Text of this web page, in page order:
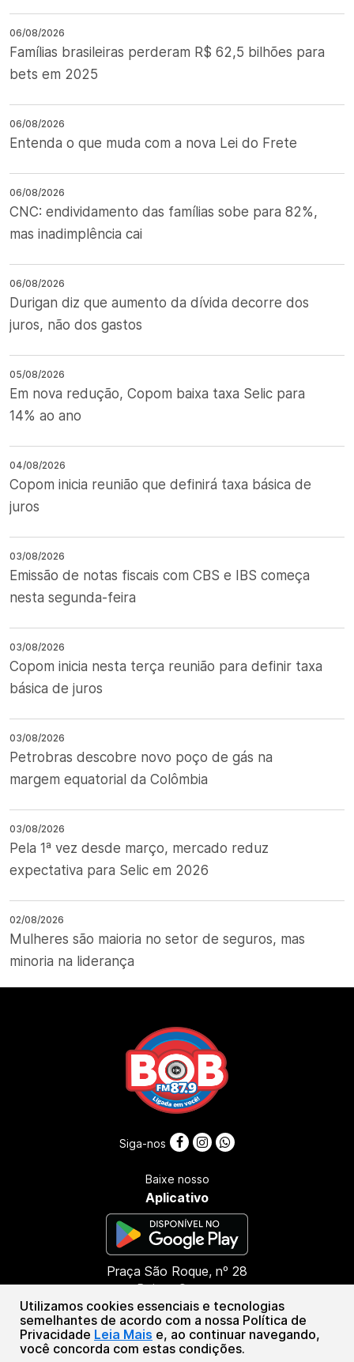
06/08/2026
Famílias brasileiras perderam R$ 62,5 bilhões para
bets em 2025
06/08/2026
Entenda o que muda com a nova Lei do Frete
06/08/2026
CNC: endividamento das famílias sobe para 82%,
mas inadimplência cai
06/08/2026
Durigan diz que aumento da dívida decorre dos
juros, não dos gastos
05/08/2026
Em nova redução, Copom baixa taxa Selic para
14% ao ano
04/08/2026
Copom inicia reunião que definirá taxa básica de
juros
03/08/2026
Emissão de notas fiscais com CBS e IBS começa
nesta segunda-feira
03/08/2026
Copom inicia nesta terça reunião para definir taxa
básica de juros
03/08/2026
Petrobras descobre novo poço de gás na
margem equatorial da Colômbia
03/08/2026
Pela 1ª vez desde março, mercado reduz
expectativa para Selic em 2026
02/08/2026
Mulheres são maioria no setor de seguros, mas
minoria na liderança
Utilizamos cookies essenciais e tecnologias
semelhantes de acordo com a nossa Política de
Privacidade Leia Mais e, ao continuar navegando,
você concorda com estas condições.
Praça São Roque, nº 28
Bairro: Centro
CEP: 45416-000
Presidente Tancredo Neves - BA
(73) 99987-8790
Siga-nos
Baixe nosso
Aplicativo